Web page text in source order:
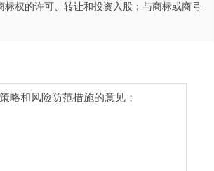
权的许可、转让和投资入股；与商标或商号
略和风险防范措施的意见；